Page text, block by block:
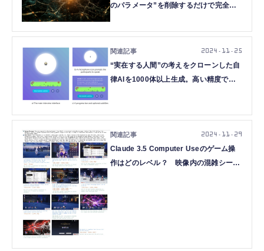
のパラメータ”を削除するだけで完全崩
ーズアップ）
“実在する人間”の考えをクローンした自
律AIを1000体以上生成。高い精度で世
2024.11.25
Claude 3.5 Computer Useのゲーム操
作はどのレベル？ 映像内の混雑シーン
2024.11.29